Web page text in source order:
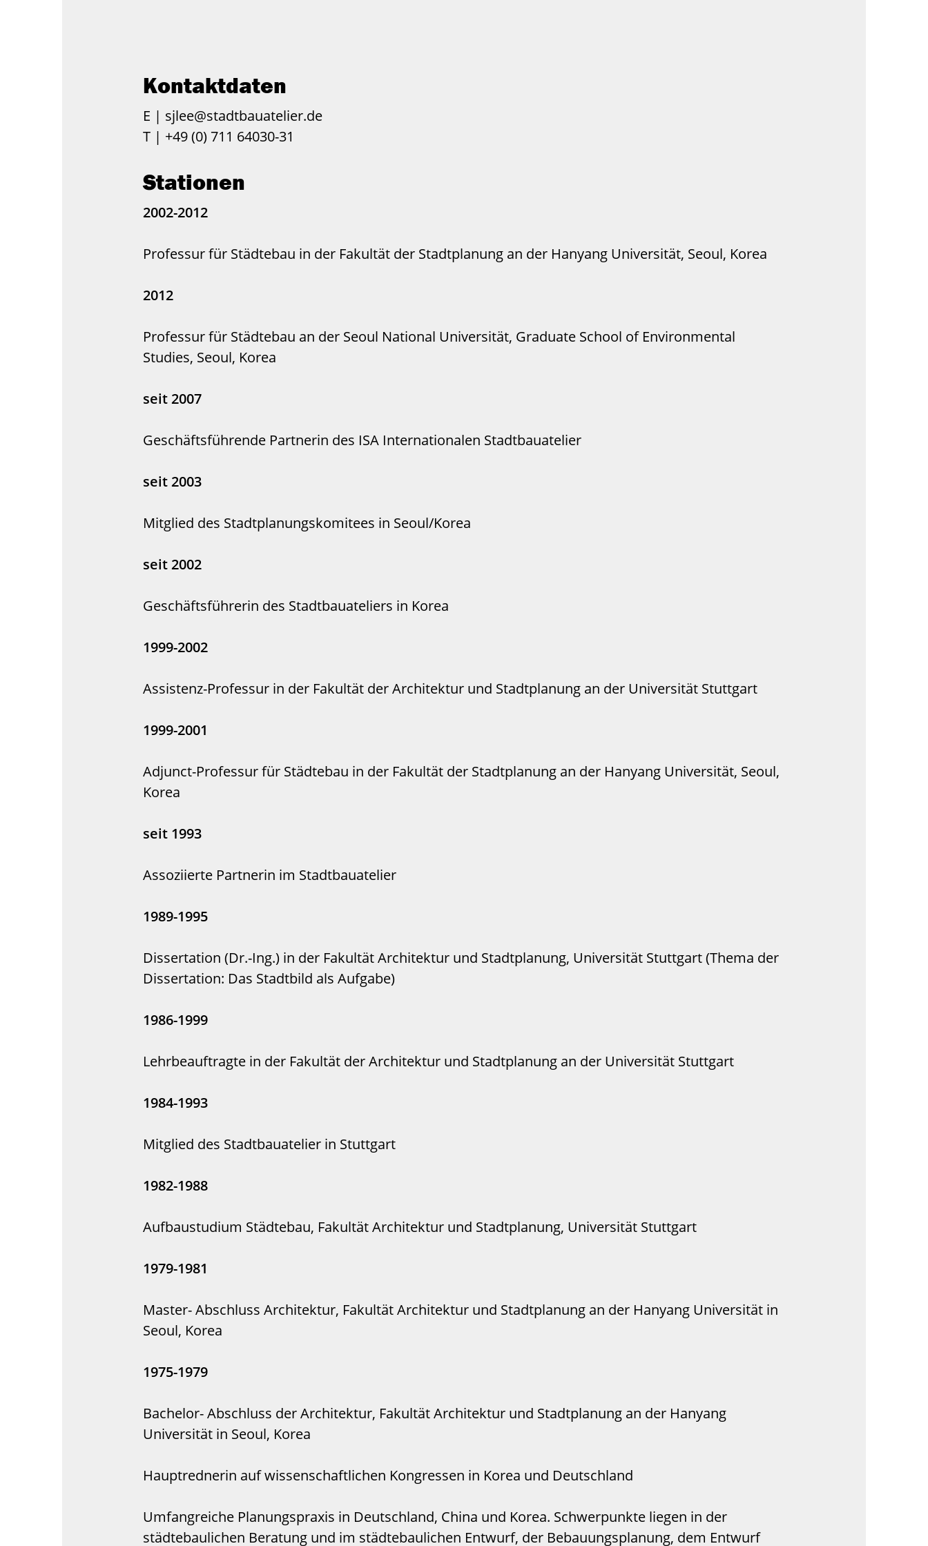
Kontaktdaten
E | sjlee@stadtbauatelier.de
T | +49 (0) 711 64030-31
Stationen
2002-2012
Professur für Städtebau in der Fakultät der Stadtplanung an der Hanyang Universität, Seoul, Korea
2012
Professur für Städtebau an der Seoul National Universität, Graduate School of Environmental
Studies, Seoul, Korea
seit 2007
Geschäftsführende Partnerin des ISA Internationalen Stadtbauatelier
seit 2003
Mitglied des Stadtplanungskomitees in Seoul/Korea
seit 2002
Geschäftsführerin des Stadtbauateliers in Korea
1999-2002
Assistenz-Professur in der Fakultät der Architektur und Stadtplanung an der Universität Stuttgart
1999-2001
Adjunct-Professur für Städtebau in der Fakultät der Stadtplanung an der Hanyang Universität, Seoul,
Korea
seit 1993
Assoziierte Partnerin im Stadtbauatelier
1989-1995
Dissertation (Dr.-Ing.) in der Fakultät Architektur und Stadtplanung, Universität Stuttgart (Thema der
Dissertation: Das Stadtbild als Aufgabe)
1986-1999
Lehrbeauftragte in der Fakultät der Architektur und Stadtplanung an der Universität Stuttgart
1984-1993
Mitglied des Stadtbauatelier in Stuttgart
1982-1988
Aufbaustudium Städtebau, Fakultät Architektur und Stadtplanung, Universität Stuttgart
1979-1981
Master- Abschluss Architektur, Fakultät Architektur und Stadtplanung an der Hanyang Universität in
Seoul, Korea
1975-1979
Bachelor- Abschluss der Architektur, Fakultät Architektur und Stadtplanung an der Hanyang
Universität in Seoul, Korea
Hauptrednerin auf wissenschaftlichen Kongressen in Korea und Deutschland
Umfangreiche Planungspraxis in Deutschland, China und Korea. Schwerpunkte liegen in der
städtebaulichen Beratung und im städtebaulichen Entwurf, der Bebauungsplanung, dem Entwurf